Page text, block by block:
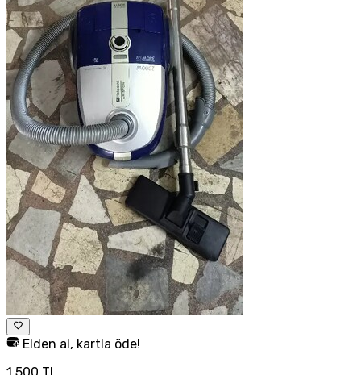
Elden al, kartla öde!